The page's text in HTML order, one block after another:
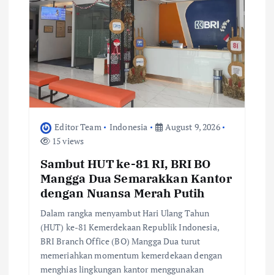
Editor Team Indonesia
August 9, 2026
15 views
Sambut HUT ke-81 RI, BRI BO
Mangga Dua Semarakkan Kantor
dengan Nuansa Merah Putih
Dalam rangka menyambut Hari Ulang Tahun
(HUT) ke-81 Kemerdekaan Republik Indonesia,
BRI Branch Office (BO) Mangga Dua turut
memeriahkan momentum kemerdekaan dengan
menghias lingkungan kantor menggunakan